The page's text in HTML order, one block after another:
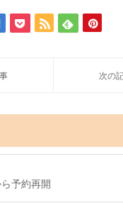
予約再開